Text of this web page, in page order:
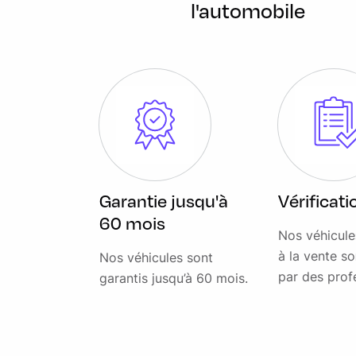
Ouverture et fermeture du hayon manuelle
Palettes de changements de vitesses chromées
Phares LED avec feux de circulation diurnes (DRL)
PIVI PRO connecté
Plaques de seuils standard avec Inscription "Range Rover"
Pneus toutes saisons
l'automobile
Garantie jusqu'à
60 mois
Nos véhicules sont
garantis jusqu’à 60 mois.
Nos
à la vente
par des